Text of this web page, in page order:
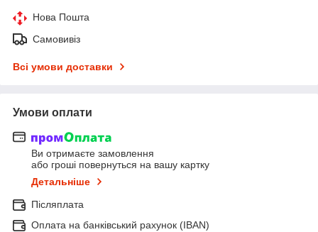
Нова Пошта
Самовивіз
Всі умови доставки
Умови оплати
Ви отримаєте замовлення
або гроші повернуться на вашу картку
Детальніше
Післяплата
Оплата на банківський рахунок (IBAN)